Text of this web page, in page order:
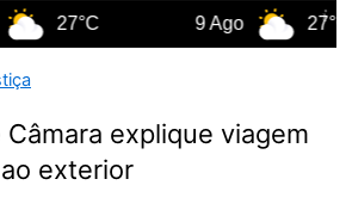
27°C 9 Ago 27°C
explique viagem
exterior